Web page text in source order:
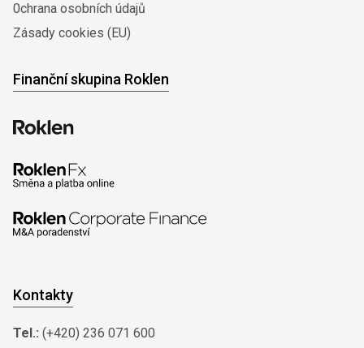
0chrana osobních údajů
Zásady cookies (EU)
Finanční skupina Roklen
Kontakty
Tel.: (+420) 236 071 600